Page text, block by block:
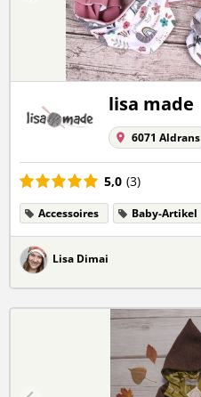
lisa made
6071 Aldrans
5,0 (3)
Accessoires Baby-Artikel
Lisa Dimai